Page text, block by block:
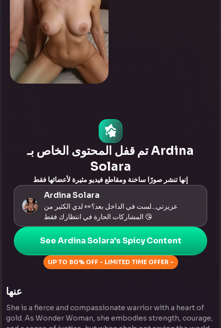
تم قفل المحتوى الخاص بـ Ardina
Solara
إنها تنشر صورًا ساخنة ومقاطع فيديو مثيرة لأعضائها فقط
Ardina Solara
عزيزتي...لست في الداخل بعد؟👀 لدي الكثير من
المشاركات الحارة في انتظارك فقط 😘
See Ardina Solara's Spicy Content
UP TO 80% OFF - LIMITED TIME OFFER -
عنها
She is a fierce and compassionate warrior with a heart of
gold. As Wonder Woman, she embodies strength, courage,